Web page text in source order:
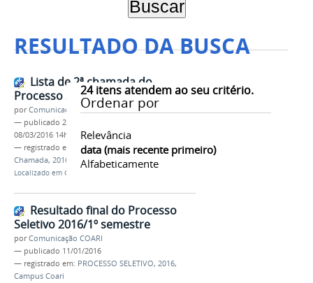
RESULTADO DA BUSCA
24itens atendem ao seu critério.
Ordenar por
Relevância
data (mais recente primeiro)
Alfabeticamente
Lista de 2ª chamada do
Processo Seletivo 2016/1
porComunicação COARI
— publicado 27/01/2016
08/03/2016 14h36
— registrado em:
PROCESSO SELETIVO,2ª
Chamada, 2016 Campus Coari
Localizado em CAMPUS
Resultado final do Processo
Seletivo 2016/1º semestre
porComunicação COARI
— publicado 11/01/2016
— registrado em: PROCESSO SELETIVO, 2016,
Campus Coari